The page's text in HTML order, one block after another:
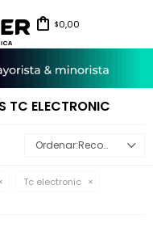
$0,00
TC ELECTRONIC
Recomendados
Tc electronic